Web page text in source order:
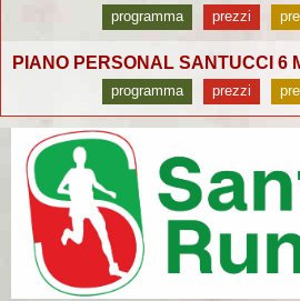
programma prezzi
PIANO PERSONAL SANTUCCI 6
programma prezzi